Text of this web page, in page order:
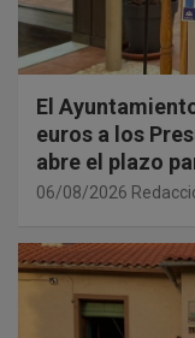
El
euros a los
abre el plazo
06/08/2026